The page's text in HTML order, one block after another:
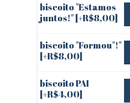
biscoito "Estamos
juntos!"[+R$8,00]
biscoito "Formou"!"
[+R$8,00]
biscoito PAI
[+R$4,00]